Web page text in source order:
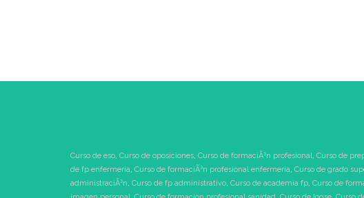
Curso de eso, Curso de oposiciones, Curso de formaciÃ³n profesional, Curso de
de fp enfermeria, Curso de formaciÃ³n profesional enfermeria, Curso de grado
administraciÃ³n, Curso de fp administrativo, Curso de academia fp, Curso de